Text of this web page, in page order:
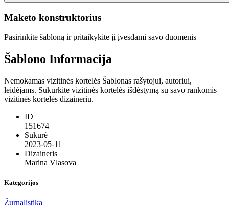
Maketo konstruktorius
Pasirinkite šabloną ir pritaikykite jį įvesdami savo duomenis
Šablono Informacija
Nemokamas vizitinės kortelės Šablonas rašytojui, autoriui,
leidėjams. Sukurkite vizitinės kortelės išdėstymą su savo rankomis
vizitinės kortelės dizaineriu.
ID
151674
Sukūrė
2023-05-11
Dizaineris
Marina Vlasova
Kategorijos
Žurnalistika